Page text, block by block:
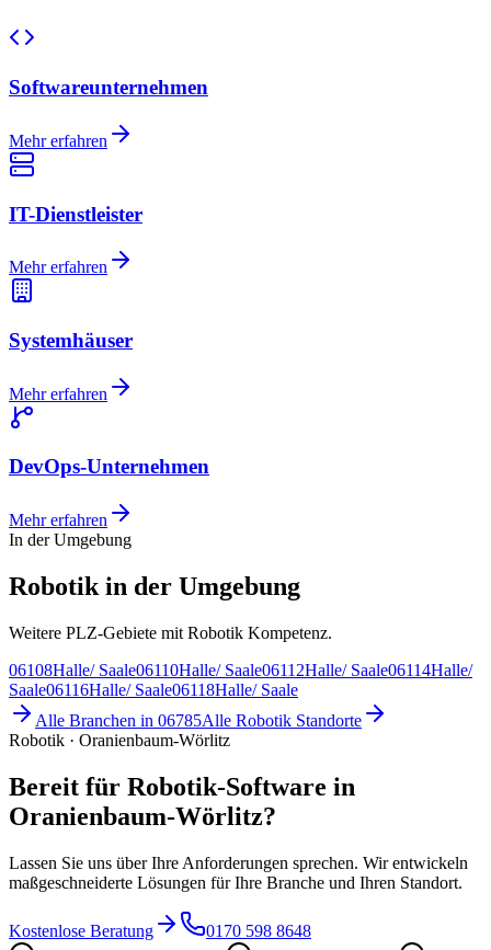
Softwareunternehmen
Mehr erfahren
IT-Dienstleister
Mehr erfahren
Systemhäuser
Mehr erfahren
DevOps-Unternehmen
Mehr erfahren
In der Umgebung
Robotik in der Umgebung
Weitere PLZ-Gebiete mit Robotik Kompetenz.
06108Halle/ Saale06110Halle/ Saale06112Halle/ Saale06114Halle/
Saale06116Halle/ Saale06118Halle/ Saale
Alle Branchen in 06785Alle Robotik Standorte
Robotik · Oranienbaum-Wörlitz
Bereit für Robotik-Software in
Oranienbaum-Wörlitz?
Lassen Sie uns über Ihre Anforderungen sprechen. Wir entwickeln
maßgeschneiderte Lösungen für Ihre Branche und Ihren Standort.
Kostenlose Beratung
0170 598 8648